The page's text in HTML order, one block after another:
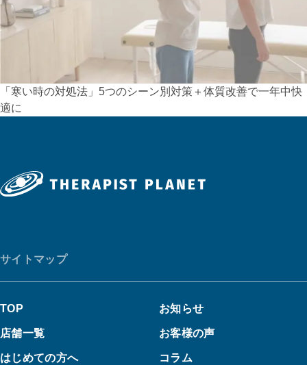
「寒い時の対処法」5つのシーン別対策＋体質改善で一年中快
適に
サイトマップ
TOP
店舗一覧
はじめての方へ
お知らせ
お客様の声
コラム